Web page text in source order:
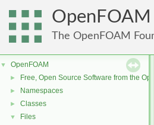
OpenFOAM
The OpenFOAM
▼ OpenFOAM
► Free, Open Source Software from the
► Namespaces
► Classes
▼ Files